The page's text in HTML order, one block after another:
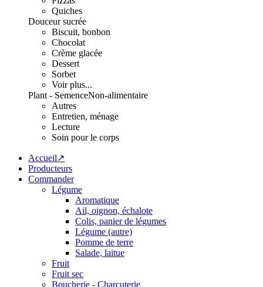
Quiches
Douceur sucrée
Biscuit, bonbon
Chocolat
Crème glacée
Dessert
Sorbet
Voir plus...
Plant - SemenceNon-alimentaire
Autres
Entretien, ménage
Lecture
Soin pour le corps
Accueil↗
Producteurs
Commander
Légume
Aromatique
Ail, oignon, échalote
Colis, panier de légumes
Légume (autre)
Pomme de terre
Salade, laitue
Fruit
Fruit sec
Boucherie - Charcuterie